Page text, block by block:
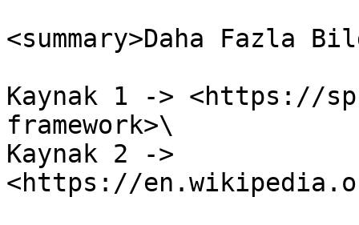
<summary>Daha Fazla
Kaynak 1 -> <https://
framework>\
Kaynak 2 ->
<https://